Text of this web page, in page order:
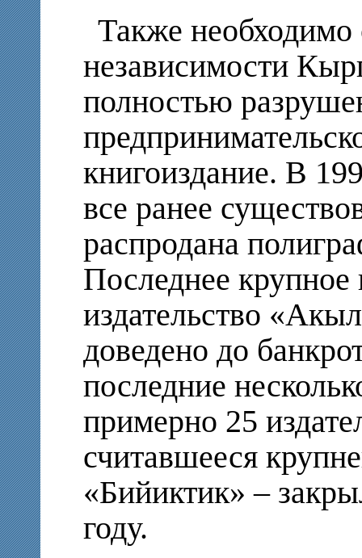
Также необходимо
независимости
полностью
книгоиздание. В
все ранее
распродана
Последнее крупное
издательство
доведено до
последние
примерно 25
считавшееся
«Бийиктик» –
году.